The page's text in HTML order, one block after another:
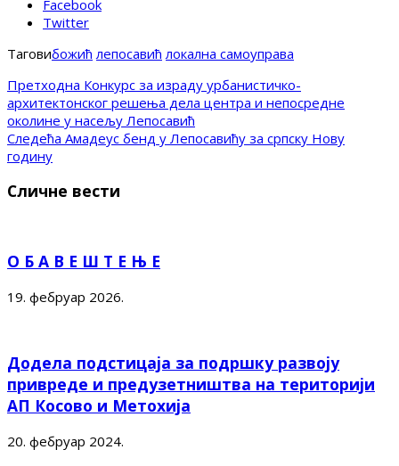
Facebook
Twitter
Таговибожић лепосавић локална самоуправа
Претходна Конкурс за израду урбанистичко-
архитектонског решења дела центра и непосредне
околине у насељу Лепосавић
Следећа Амадеус бенд у Лепосавићу за српску Нову
годину
Сличне вести
О Б А В Е Ш Т Е Њ Е
19. фебруар 2026.
Додела подстицаја за подршку развоју
привреде и предузетништва на територији
АП Косово и Метохија
20. фебруар 2024.